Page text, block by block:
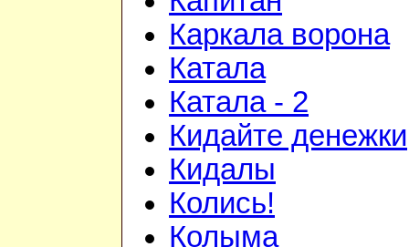
Каркала ворона
Катала
Катала - 2
Кидайте денежки
Кидалы
Колись!
Колыма